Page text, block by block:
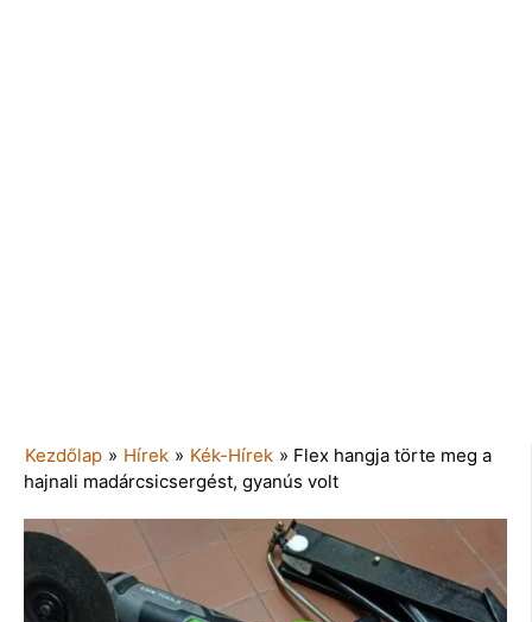
Kezdőlap » Hírek » Kék-Hírek » Flex hangja törte meg a
hajnali madárcsicsergést, gyanús volt